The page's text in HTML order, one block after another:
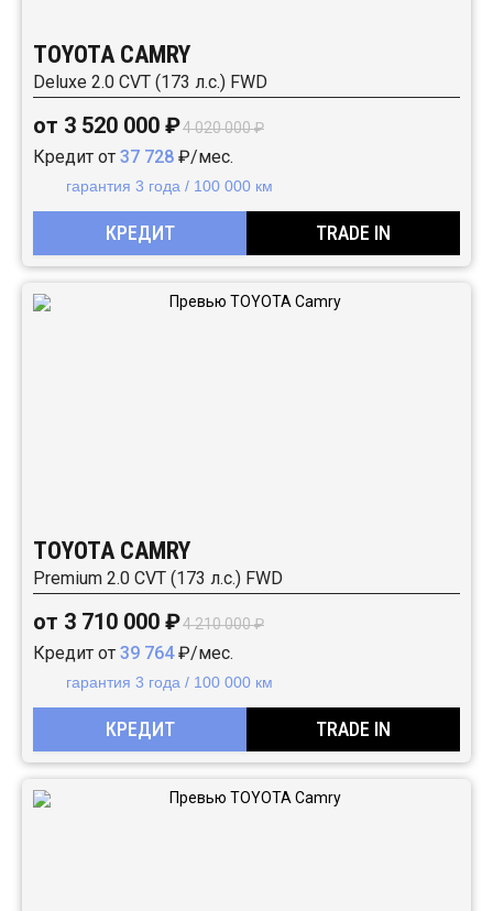
TOYOTA CAMRY
Deluxe 2.0 CVT (173 л.с.) FWD
от 3 520 000 ₽4 020 000 ₽
Кредит от 37 728 ₽/мес.
гарантия 3 года / 100 000 км
КРЕДИТ TRADE IN
TOYOTA CAMRY
Premium 2.0 CVT (173 л.с.) FWD
от 3 710 000 ₽4 210 000 ₽
Кредит от 39 764₽/мес.
гарантия 3 года / 100 000 км
КРЕДИТ TRADE IN